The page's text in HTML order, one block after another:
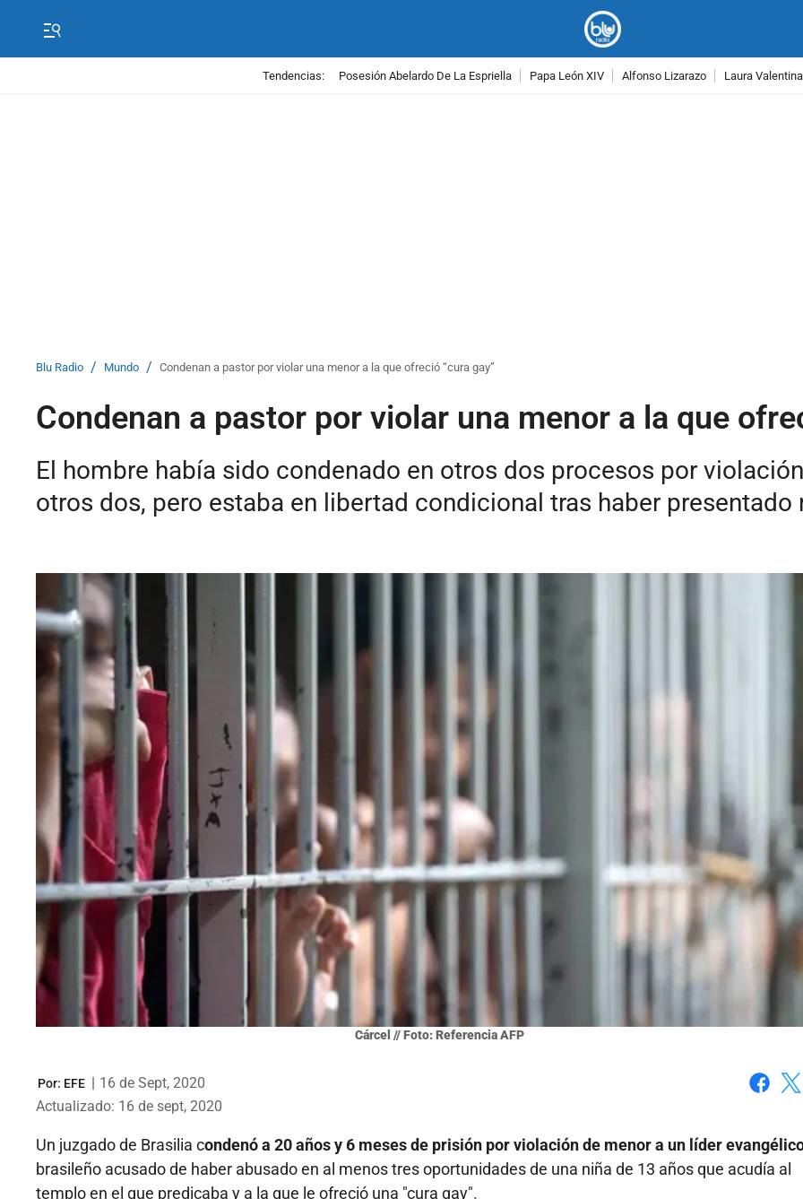
Tendencias: Posesión Abelardo De La Espriella Papa León XIV Alfonso Lizarazo Laura
Blu Radio / Mundo / Condenan a pastor por violar una menor a la que ofreció “cura gay”
Condenan a pastor por violar una menor a la que
El hombre había sido condenado en otros dos procesos por
otros dos, pero estaba en libertad condicional tras haber
Cárcel // Foto: Referencia AFP
Por: EFE | 16 de Sept, 2020
Actualizado: 16 de sept, 2020
Un juzgado de Brasilia condenó a 20 años y 6 meses de prisión por violación de menor a un líder
brasileño acusado de haber abusado en al menos tres oportunidades de una niña de 13 años que acudía al
templo en el que predicaba y a la que le ofreció una "cura gay".